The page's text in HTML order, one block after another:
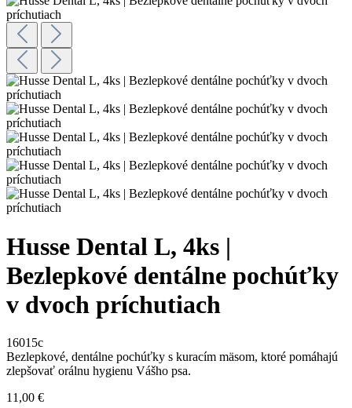
Husse Dental L, 4ks |
Bezlepkové dentálne pochúťky
v dvoch príchutiach
16015c
Bezlepkové, dentálne pochúťky s kuracím mäsom, ktoré pomáhajú
zlepšovať orálnu hygienu Vášho psa.
11,00 €